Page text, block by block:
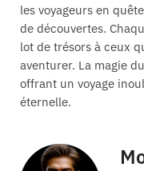
les voyageurs en
de découvertes.
lot de trésors à ceux
aventurer. La magie
offrant un voyage
éternelle.